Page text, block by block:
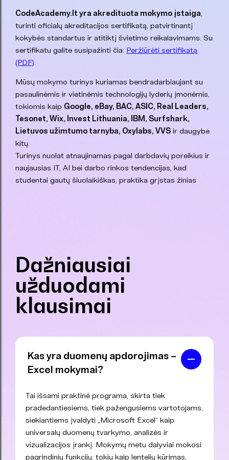
CodeAcademy.lt yra akredituota mokymo įstaiga,
turinti oficialų akreditacijos sertifikatą, patvirtinantį
kokybės standartus ir atitiktį švietimo reikalavimams. Su
sertifikatu galite susipažinti čia: Peržiūrėti sertifikatą
(PDF).
Mūsų mokymo turinys kuriamas bendradarbiaujant su
pasaulinėmis ir vietinėmis technologijų lyderių įmonėmis,
tokiomis kaip Google, eBay, BAC, ASIC, Real Leaders,
Tesonet, Wix, Invest Lithuania, IBM, Surfshark,
Lietuvos užimtumo tarnyba, Oxylabs, VVS ir daugybe
kitų.
Turinys nuolat atnaujinamas pagal darbdavių poreikius ir
naujausias IT, AI bei darbo rinkos tendencijas, kad
studentai gautų šiuolaikiškas, praktika grįstas žinias
Dažniausiai
užduodami
klausimai
Kas yra duomenų apdorojimas –
Excel mokymai?
Tai išsami praktinė programa, skirta tiek
pradedantiesiems, tiek pažengusiems vartotojams,
siekiantiems įvaldyti „Microsoft Excel“ kaip
universalų duomenų tvarkymo, analizės ir
vizualizacijos įrankį. Mokymų metu dalyviai mokosi
pagrindinių funkcijų, tokių kaip lentelių kūrimas,